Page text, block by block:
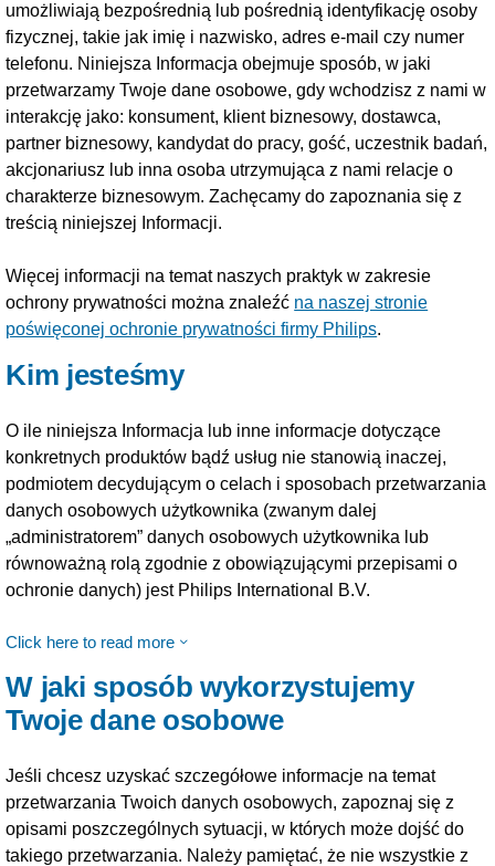
umożliwiają bezpośrednią lub pośrednią identyfikację osoby
fizycznej, takie jak imię i nazwisko, adres e-mail czy numer
telefonu. Niniejsza Informacja obejmuje sposób, w jaki
przetwarzamy Twoje dane osobowe, gdy wchodzisz z nami w
interakcję jako: konsument, klient biznesowy, dostawca,
partner biznesowy, kandydat do pracy, gość, uczestnik badań,
akcjonariusz lub inna osoba utrzymująca z nami relacje o
charakterze biznesowym. Zachęcamy do zapoznania się z
treścią niniejszej Informacji.
Więcej informacji na temat naszych praktyk w zakresie
ochrony prywatności można znaleźć na naszej stronie
poświęconej ochronie prywatności firmy Philips.
Kim jesteśmy
O ile niniejsza Informacja lub inne informacje dotyczące
konkretnych produktów bądź usług nie stanowią inaczej,
podmiotem decydującym o celach i sposobach przetwarzania
danych osobowych użytkownika (zwanym dalej
„administratorem” danych osobowych użytkownika lub
równoważną rolą zgodnie z obowiązującymi przepisami o
ochronie danych) jest Philips International B.V.
Click here to read more
W jaki sposób wykorzystujemy
Twoje dane osobowe
Jeśli chcesz uzyskać szczegółowe informacje na temat
przetwarzania Twoich danych osobowych, zapoznaj się z
opisami poszczególnych sytuacji, w których może dojść do
takiego przetwarzania. Należy pamiętać, że nie wszystkie z